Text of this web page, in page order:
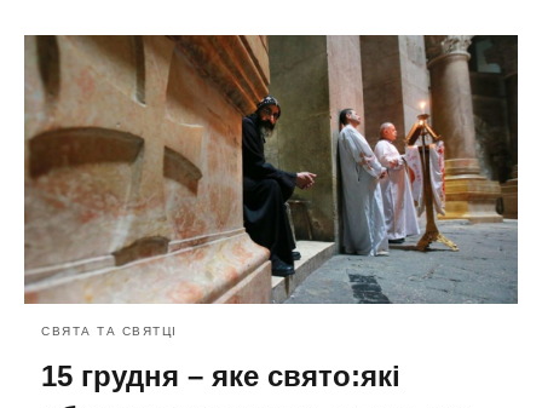
СВЯТА ТА СВЯТЦІ
15 грудня – яке свято:які